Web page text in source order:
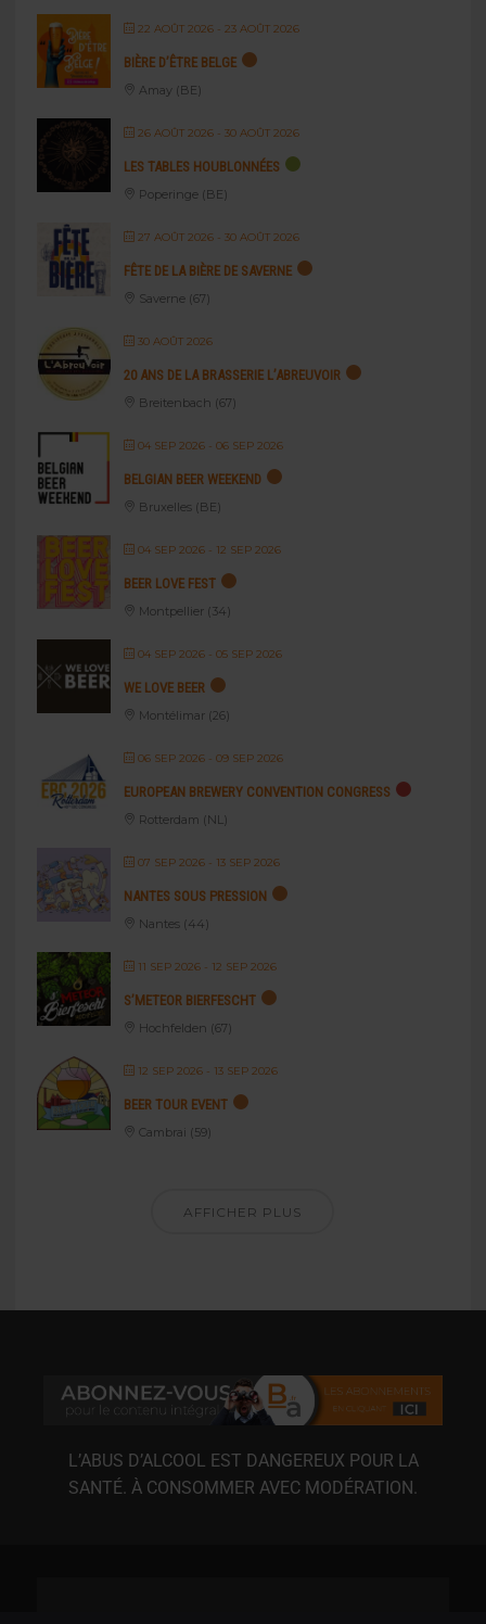
22 AOÛT 2026- 23 AOÛT 2026
BIÈRE D’ÊTRE BELGE
Amay (BE)
26 AOÛT 2026- 30 AOÛT 2026
LES TABLES HOUBLONNÉES
Poperinge (BE)
27 AOÛT 2026- 30 AOÛT 2026
FÊTE DE LA BIÈRE DE SAVERNE
Saverne (67)
30 AOÛT 2026
20 ANS DE LA BRASSERIE L’ABREUVOIR
Breitenbach (67)
04 SEP 2026- 06 SEP 2026
BELGIAN BEER WEEKEND
Bruxelles (BE)
04 SEP 2026- 12 SEP 2026
BEER LOVE FEST
Montpellier (34)
04 SEP 2026- 05 SEP 2026
WE LOVE BEER
Montélimar (26)
06 SEP 2026- 09 SEP 2026
EUROPEAN BREWERY CONVENTION CONGRESS
Rotterdam (NL)
07 SEP 2026- 13 SEP 2026
NANTES SOUS PRESSION
Nantes (44)
11 SEP 2026- 12 SEP 2026
S’METEOR BIERFESCHT
Hochfelden (67)
12 SEP 2026- 13 SEP 2026
BEER TOUR EVENT
Cambrai (59)
AFFICHER PLUS
L’ABUS D’ALCOOL EST DANGEREUX POUR LA
SANTÉ. À CONSOMMER AVEC MODÉRATION.